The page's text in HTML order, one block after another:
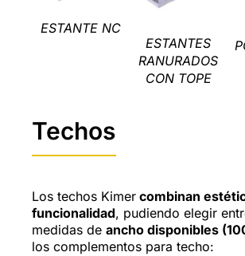
ESTANTE NC
ESTANTES
RANURADOS
CON TOPE
Techos
Los techos Kimer combinan
funcionalidad, pudiendo elegir
medidas de ancho disponibles
los complementos para techo: